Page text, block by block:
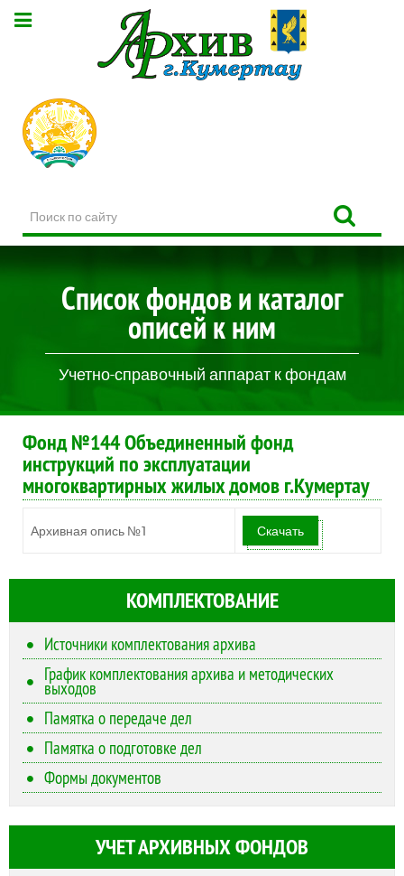
по
сайту
Список фондов и каталог
описей к ним
Учетно-справочный аппарат к фондам
Фонд №144 Объединенный фонд
инструкций по эксплуатации
многоквартирных жилых домов г.Кумертау
Архивная опись №1 Скачать
КОМПЛЕКТОВАНИЕ
Источники комплектования архива
График комплектования архива и методических
выходов
Памятка о передаче дел
Памятка о подготовке дел
Формы документов
УЧЕТ АРХИВНЫХ ФОНДОВ